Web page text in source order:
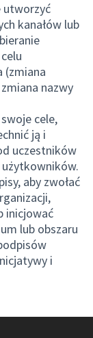
utworzyć
kanałów lub
(zmiana
nazwy
cele,
ją i
uczestników
aby zwołać
inicjować
lub obszaru
i